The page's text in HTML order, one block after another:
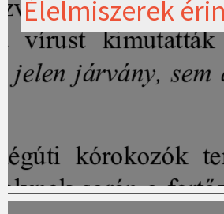
Élelmiszerek